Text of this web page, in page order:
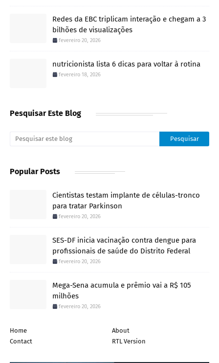
Redes da EBC triplicam interação e chegam a 3
bilhões de visualizações
fevereiro 20, 2026
nutricionista lista 6 dicas para voltar à rotina
fevereiro 18, 2026
Pesquisar Este Blog
Popular Posts
Cientistas testam implante de células-tronco
para tratar Parkinson
fevereiro 20, 2026
SES-DF inicia vacinação contra dengue para
profissionais de saúde do Distrito Federal
fevereiro 20, 2026
Mega-Sena acumula e prêmio vai a R$ 105
milhões
fevereiro 20, 2026
Home
About
Contact
RTL Version